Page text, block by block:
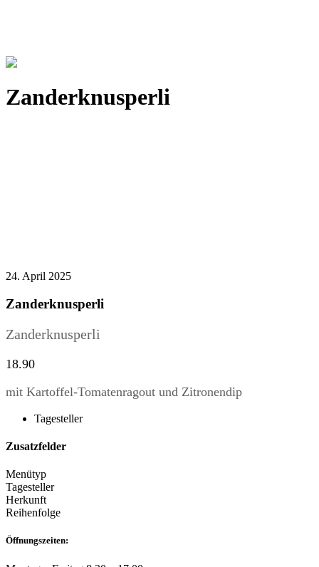
Zanderknusperli
24. April 2025
Zanderknusperli
Zanderknusperli
18.90
mit Kartoffel-Tomatenragout und Zitronendip
Tagesteller
Zusatzfelder
Menütyp
Tagesteller
Herkunft
Reihenfolge
Öffnungszeiten: